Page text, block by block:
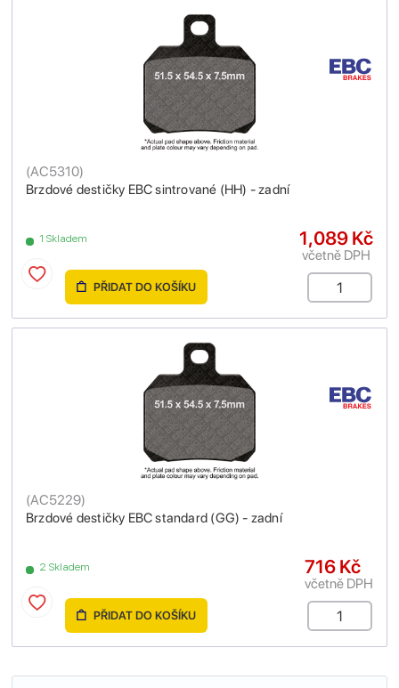
Brzdové destičky EBC sintrované (HH) - zadní
(AC5310)
1 Skladem 1,089 Kč
včetně DPH
PŘIDAT DO KOŠÍKU
Brzdové destičky EBC standard (GG) - zadní
(AC5229)
2 Skladem 716 Kč
včetně DPH
PŘIDAT DO KOŠÍKU